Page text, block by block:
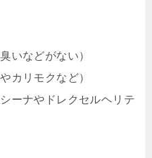
いなどがない）
カリモクなど）
ーナやドレクセルヘリテ